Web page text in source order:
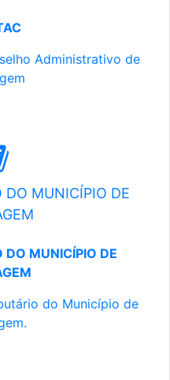
Administrativo de
DO MUNICÍPIO DE
DO MUNICÍPIO DE
do Município de